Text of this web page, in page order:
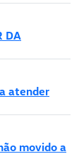
DA
atender
movido a